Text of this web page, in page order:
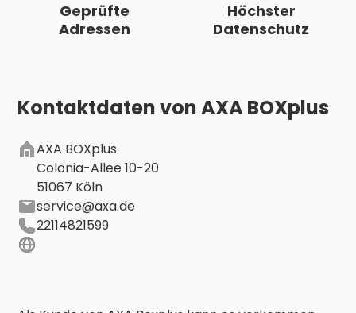
Geprüfte
Adressen
Höchster
Datenschutz
Kontaktdaten vonAXA BOXplus
AXA BOXplus
Colonia-Allee 10-20
51067 Köln
service@axa.de
22114821599